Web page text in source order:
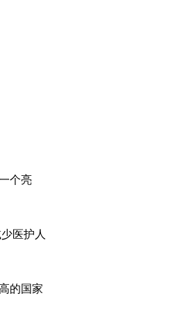
个亮
医护人
的国家